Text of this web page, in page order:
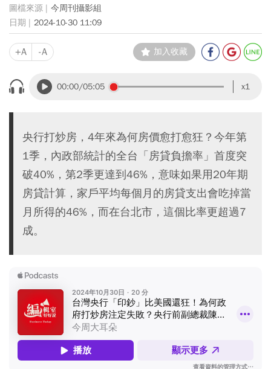
今周刊攝影組
2024-10-30 11:09
+A -A 加入收藏
00:00/05:05 x1
央行打炒房，4年來為何房價愈打愈狂？今年第
1季，內政部統計的全台「房貸負擔率」首度突
破40%，第2季更達到46%，意味如果用20年期
房貸計算，家戶平均每個月的房貸支出會吃掉當
月所得的46%，而在台北市，這個比率更超過7
成。